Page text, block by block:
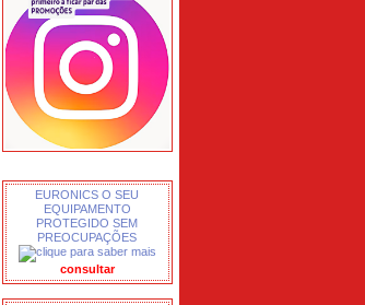
EURONICS O SEU
EQUIPAMENTO
PROTEGIDO SEM
PREOCUPAÇÕES
consultar